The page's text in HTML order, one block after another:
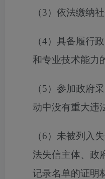
（3）依法缴纳
（4）具备履行
和专业技术能力
（5）参加政府
动中没有重大违
（6）未被列入
法失信主体、政
记录名单的证明